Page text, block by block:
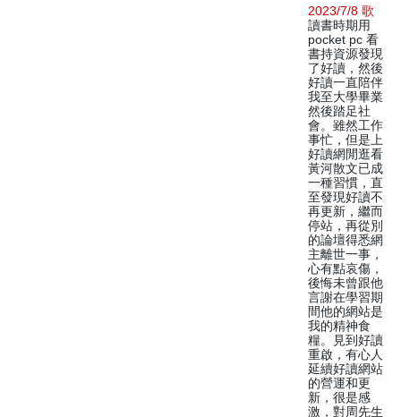
2023/7/8 歌
讀書時期用
pocket pc 看
書持資源發現
了好讀，然後
好讀一直陪伴
我至大學畢業
然後踏足社
會。雖然工作
事忙，但是上
好讀網閒逛看
黃河散文已成
一種習慣，直
至發現好讀不
再更新，繼而
停站，再從別
的論壇得悉網
主離世一事，
心有點哀傷，
後悔未曾跟他
言謝在學習期
間他的網站是
我的精神食
糧。見到好讀
重啟，有心人
延續好讀網站
的營運和更
新，很是感
激，對周先生